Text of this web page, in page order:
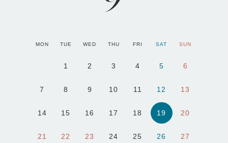
MON TUE WED THU FRI SAT SUN
1 2 3 4 5 6
7 8 9 10 11 12 13
14 15 16 17 18 19 20
21 22 23 24 25 26 27